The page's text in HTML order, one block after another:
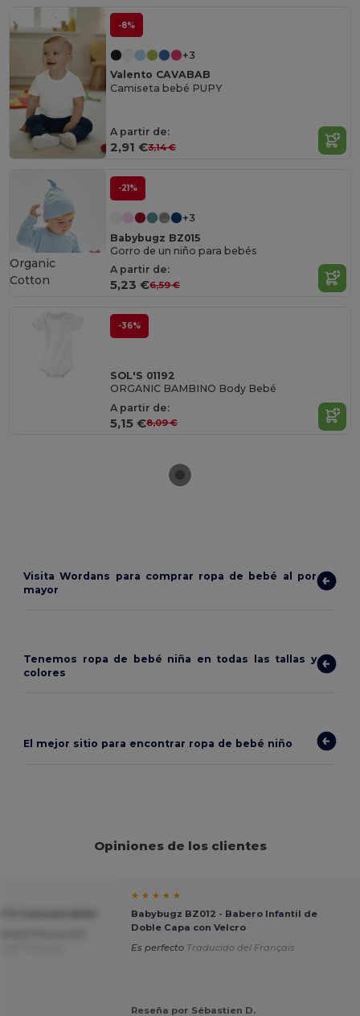
-8%
+3
Valento CAVABAB
Camiseta bebé PUPY
A partir de:
2,91 €3,14 €
-21%
+3
Babybugz BZ015
Gorro de un niño para bebés
A partir de:
5,23 €6,59 €
Organic
Cotton
-36%
SOL'S 01192
ORGANIC BAMBINO Body Bebé
A partir de:
5,15 €8,09 €
Visita Wordans para comprar ropa de bebé al por
mayor
Tenemos ropa de bebé niña en todas las tallas y
colores
El mejor sitio para encontrar ropa de bebé niño
Opiniones de los clientes
★ ★ ★ ★ ★
Babybugz BZ012 - Babero Infantil de
Doble Capa con Velcro
Es perfecto Traducido del Français
Reseña por Sébastien D.